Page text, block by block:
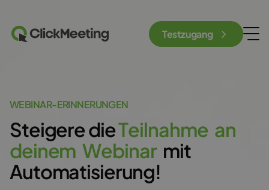
Testzugang
WEBINAR-ERINNERUNGEN
Steigere dieTeilnahme an
deinem Webinar mit
Automatisierung!